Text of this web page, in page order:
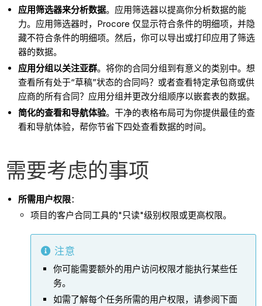
应用筛选器来分析数据。应用筛选器以提高你分析数据的能
力。应用筛选器时，Procore 仅显示符合条件的明细项，并隐
藏不符合条件的明细项。然后，你可以导出或打印应用了筛选
器的数据。
应用分组以关注亚群。将你的合同分组到有意义的类别中。想
查看所有处于“草稿”状态的合同吗？或者查看特定承包商或供
应商的所有合同？应用分组并更改分组顺序以嵌套表的数据。
简化的查看和导航体验。干净的表格布局可为你提供最佳的查
看和导航体验，帮你节省下四处查看数据的时间。
需要考虑的事项
所需用户权限：
项目的客户合同工具的"只读"级别权限或更高权限。
注意
你可能需要额外的用户访问权限才能执行某些任
务。
如需了解每个任务所需的用户权限，请参阅下面